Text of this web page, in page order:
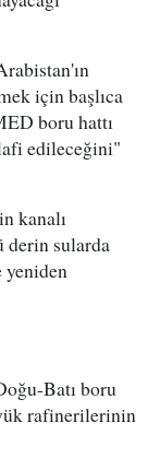
için başlıca
boru hattı
edileceğini"
kanalı
derin sularda
yeniden
Batı boru
rafinerilerinin